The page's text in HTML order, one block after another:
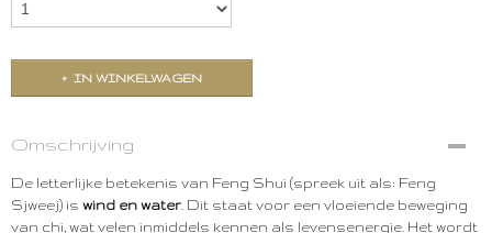
IN WINKELWAGEN
Omschrijving
De letterlijke betekenis van Feng Shui (spreek uit als: Feng
Sjweej) is wind en water . Dit staat voor een vloeiende beweging
van chi, wat velen inmiddels kennen als levensenergie. Het wordt